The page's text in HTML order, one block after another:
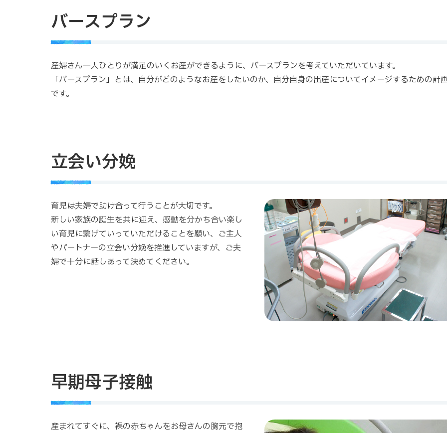
バースプラン
産婦さん一人ひとりが満足のいくお産ができるように、バースプランを考えていただいています。
「バースプラン」とは、自分がどのようなお産をしたいのか、自分自身の出産についてイメージするための計
です。
立会い分娩
育児は夫婦で助け合って行うことが大切です。
新しい家族の誕生を共に迎え、感動を分かち合い楽し
い育児に繋げていっていただけることを願い、ご主人
やパートナーの立会い分娩を推進していますが、ご夫
婦で十分に話しあって決めてください。
早期母子接触
産まれてすぐに、裸の赤ちゃんをお母さんの胸元で抱